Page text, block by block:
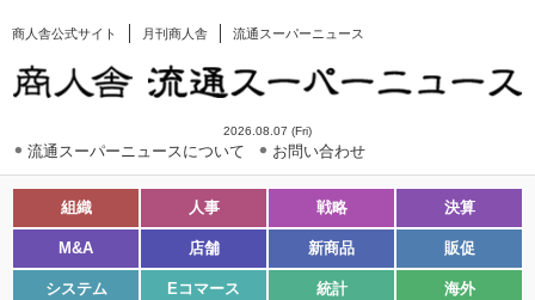
商人舎公式サイト 月刊商人舎 流通スーパーニュース
2026.08.07 (Fri)
流通スーパーニュースについて お問い合わせ
組織 人事 戦略 決算
M&A 店舗 新商品 販促
システム Eコマース 統計 海外